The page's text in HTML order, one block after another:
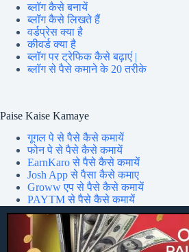
ब्लॉग कैसे बनायें
ब्लॉग कैसे लिखते हैं
वर्डप्रेस क्या है
कीवर्ड क्या है
ब्लॉग पर ट्रेफिक कैसे बढ़ाएं |
ब्लॉग से पैसे कमाने के 20 तरीके
Paise Kaise Kamaye
गूगल पे से पैसे कैसे कमायें
फोन पे से पैसे कैसे कमायें
EarnKaro से पैसे कैसे कमायें
Josh App से पैसा कैसे कमाए
Groww एप से पैसे कैसे कमायें
PAYTM से पैसे कैसे कमायें